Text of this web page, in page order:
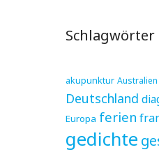
Schlagwörter
akupunktur Australien
Deutschland
Europa ferien
gedichte